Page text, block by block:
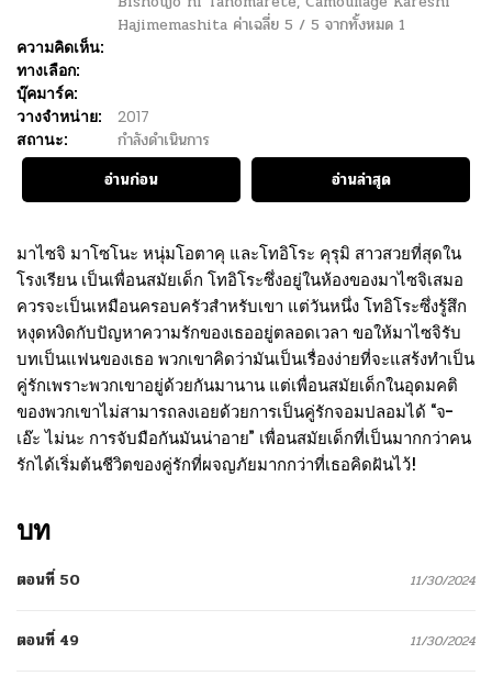
Hajimemashita ค่าเฉลี่ย 5 / 5 จากทั้งหมด 1
ความคิดเห็น:
ทางเลือก:
บุ๊คมาร์ค:
วางจำหน่าย:
2017
สถานะ:
กำลังดำเนินการ
อ่านก่อน
อ่านล่าสุด
มาไซจิ มาโซโนะ หนุ่มโอตาคุ และโทอิโระ คุรุมิ สาวสวยที่สุดใน
โรงเรียน เป็นเพื่อนสมัยเด็ก โทอิโระซึ่งอยู่ในห้องของมาไซจิเสมอ
ควรจะเป็นเหมือนครอบครัวสำหรับเขา แต่วันหนึ่ง โทอิโระซึ่งรู้สึก
หงุดหงิดกับปัญหาความรักของเธออยู่ตลอดเวลา ขอให้มาไซจิรับ
บทเป็นแฟนของเธอ พวกเขาคิดว่ามันเป็นเรื่องง่ายที่จะแสร้งทำเป็น
คู่รักเพราะพวกเขาอยู่ด้วยกันมานาน แต่เพื่อนสมัยเด็กในอุดมคติ
ของพวกเขาไม่สามารถลงเอยด้วยการเป็นคู่รักจอมปลอมได้ “จ-
เอ๊ะ ไม่นะ การจับมือกันมันน่าอาย” เพื่อนสมัยเด็กที่เป็นมากกว่าคน
รักได้เริ่มต้นชีวิตของคู่รักที่ผจญภัยมากกว่าที่เธอคิดฝันไว้!
บท
ตอนที่ 50 11/30/2024
ตอนที่ 49 11/30/2024